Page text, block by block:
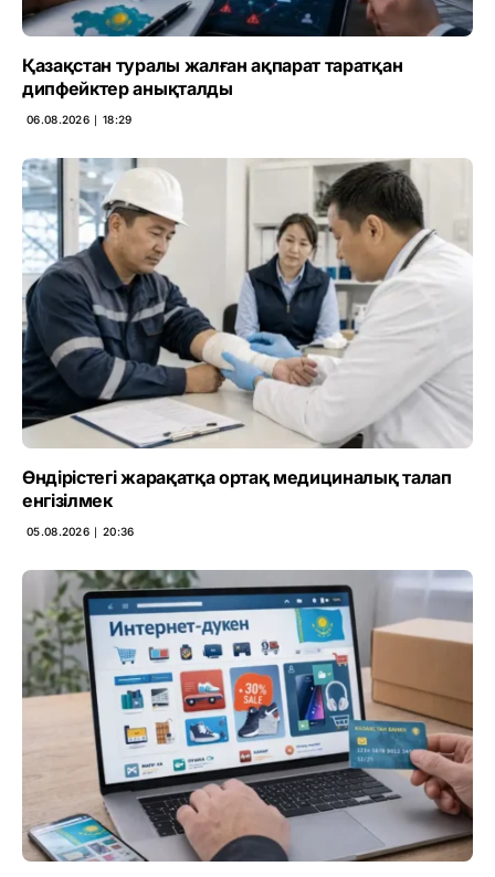
Қазақстан туралы жалған ақпарат таратқан
дипфейктер анықталды
06.08.2026 ∣ 18:29
Өндірістегі жарақатқа ортақ медициналық талап
енгізілмек
05.08.2026 ∣ 20:36